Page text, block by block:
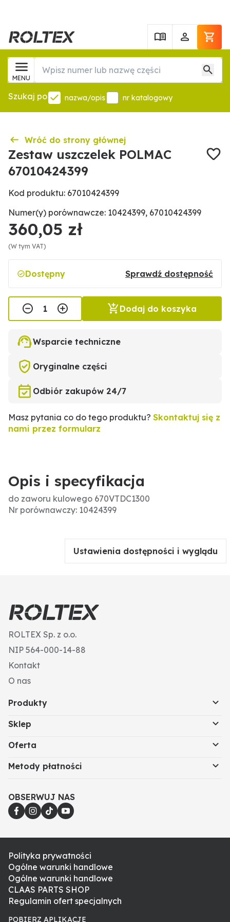
MENU
Szukaj po nazwa/opis nr katalogowy
Wróć do strony głównej
Zestaw uszczelek POLMAC
67010424399
Kod produktu: 67010424399
Numer(y) porównawcze: 10424399, 67010424399
360,05 zł
(W tym VAT)
Dostępny Sprawdź dostępność
Dodaj do koszyka
Wsparcie techniczne
Oryginalne części
Odbiór zakupów 24/7
Masz pytania co do tego produktu? Skontaktuj się z
nami przez formularz
Opis i specyfikacja
do zaworu kulowego 670VTDC1300
Nr porównawczy: 10424399
Ustawienia dostępności i wyglądu
ROLTEX Sp. z o.o.
NIP 564-000-14-88
Kontakt
O nas
Produkty
Sklep
Oferta
Metody płatności
OBSERWUJ NAS
Polityka prywatności
Ogólne warunki handlowe
Ogólne warunki handlowe
CLAAS PARTS SHOP
Regulamin ofert specjalnych
POBIERZ APLIKACJE